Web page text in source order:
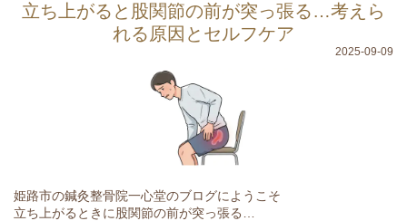
立ち上がると股関節の前が突っ張る…考えら
れる原因とセルフケア
2025-09-09
姫路市の鍼灸整骨院一心堂のブログにようこそ
立ち上がるときに股関節の前が突っ張る…